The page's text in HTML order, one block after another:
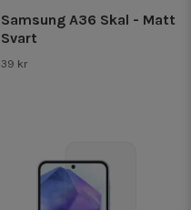
Samsung A36 Skal - Matt
Svart
39 kr